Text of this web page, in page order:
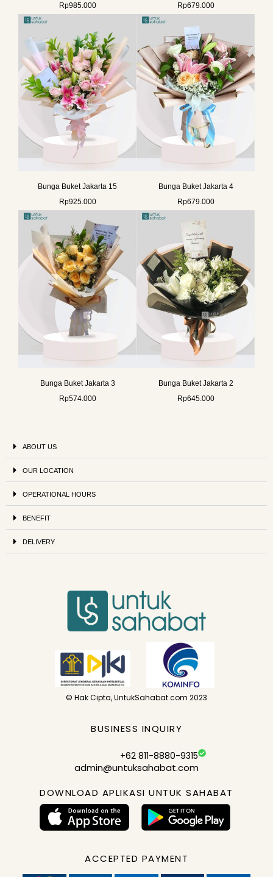
Rp985.000
Rp679.000
Bunga Buket Jakarta 15
Rp925.000
Bunga Buket Jakarta 4
Rp679.000
Bunga Buket Jakarta 3
Rp574.000
Bunga Buket Jakarta 2
Rp645.000
ABOUT US
OUR LOCATION
OPERATIONAL HOURS
BENEFIT
DELIVERY
© Hak Cipta, UntukSahabat.com 2023
BUSINESS INQUIRY
+62 811-8880-9315
admin@untuksahabat.com
DOWNLOAD APLIKASI UNTUK SAHABAT
ACCEPTED PAYMENT